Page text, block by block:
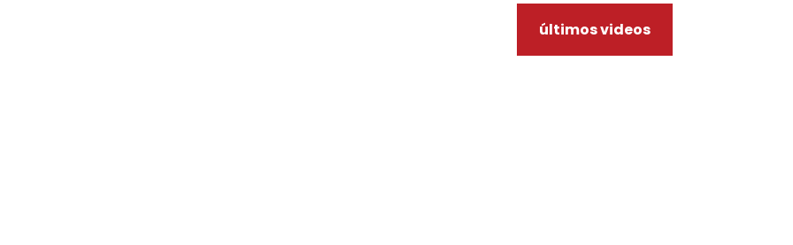
últimos videos